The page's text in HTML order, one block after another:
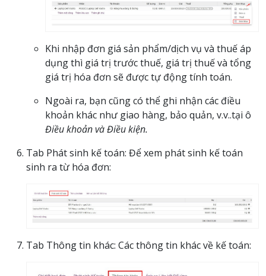
Khi nhập đơn giá sản phẩm/dịch vụ và thuế áp
dụng thì giá trị trước thuế, giá trị thuế và tổng
giá trị hóa đơn sẽ được tự động tính toán.
Ngoài ra, bạn cũng có thể ghi nhận các điều
khoản khác như giao hàng, bảo quản, v.v..tại ô
Điều khoản và Điều kiện.
Tab Phát sinh kế toán: Để xem phát sinh kế toán
sinh ra từ hóa đơn:
Tab Thông tin khác: Các thông tin khác về kế toán: